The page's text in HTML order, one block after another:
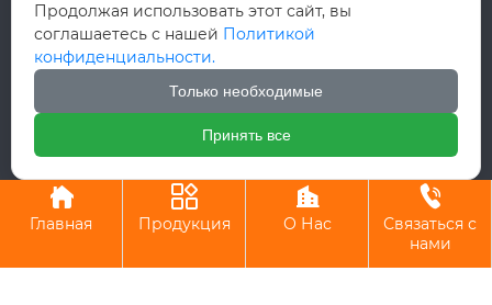
Авторское право©ООО Вэньчжоу Руй Хун Интернэшнл Трейд

Главная

Продукция

О Нас

Связаться с
нами
Продолжая использовать этот сайт, вы
соглашаетесь с нашей Политикой
конфиденциальности.
Только необходимые
Принять все